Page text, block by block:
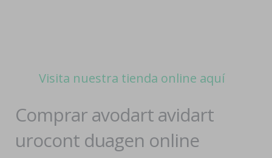
Visita nuestra tienda online aquí
Comprar avodart avidart
urocont duagen online